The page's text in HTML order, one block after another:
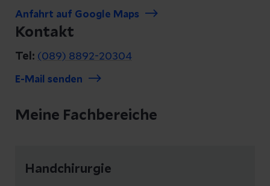
Anfahrt auf Google Maps
Kontakt
Tel: (089) 8892-20304
E-Mail senden
Meine Fachbereiche
Handchirurgie